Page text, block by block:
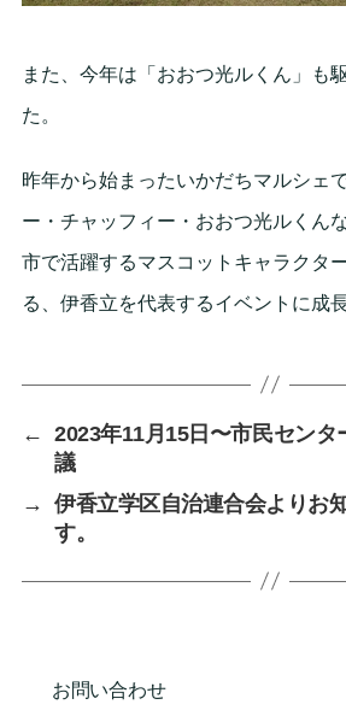
また、今年は「おおつ光ルくん」も
た。
昨年から始まったいかだちマルシェ
ー・チャッフィー・おおつ光ルくん
市で活躍するマスコットキャラクタ
る、伊香立を代表するイベントに成
←
2023年11月15日〜市民センタ
議
→
伊香立学区自治連合会よりお
す。
お問い合わせ